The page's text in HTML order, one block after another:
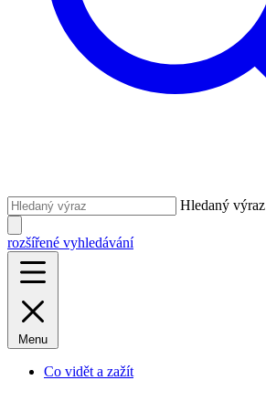
Hledaný výraz
rozšířené vyhledávání
Menu
Co vidět a zažít